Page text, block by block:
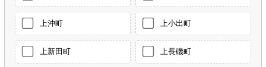
上沖町 上小出町
上新田町 上長磯町